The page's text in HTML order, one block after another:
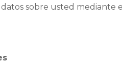
sobre usted mediante